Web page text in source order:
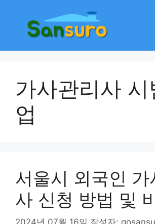
가사관리사 시
업
서울시 외국인 가
사 신청 방법 및
2024년 07월 16일 작성자: